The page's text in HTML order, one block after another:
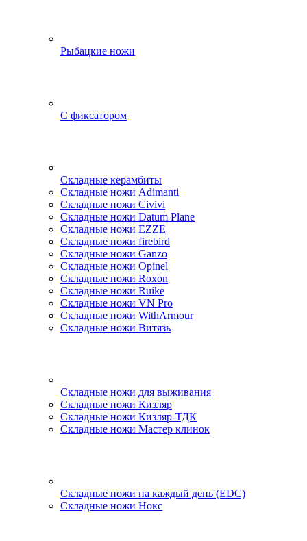
Рыбацкие ножи
С фиксатором
Складные керамбиты
Складные ножи Adimanti
Складные ножи Civivi
Складные ножи Datum Plane
Складные ножи EZZE
Складные ножи firebird
Складные ножи Ganzo
Складные ножи Opinel
Складные ножи Roxon
Складные ножи Ruike
Складные ножи VN Pro
Складные ножи WithArmour
Складные ножи Витязь
Складные ножи для выживания
Складные ножи Кизляр
Складные ножи Кизляр-ТДК
Складные ножи Мастер клинок
Складные ножи на каждый день (EDC)
Складные ножи Нокс